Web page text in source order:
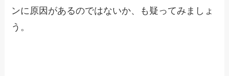
ンに原因があるのではないか、も疑ってみましょ
う。